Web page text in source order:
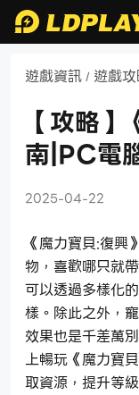
遊戲資訊 / 遊戲
【攻略
南|PC電
2025-04-22
《魔力寶貝:復興
物，喜歡哪只就
可以透過多樣化
樣。除此之外，
效果也是千差萬
上暢玩《魔力寶
取資源，提升等